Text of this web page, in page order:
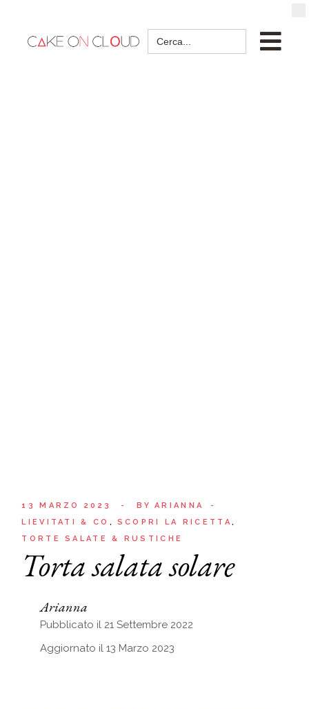
Search
for:
13 MARZO 2023 BY
ARIANNA
LIEVITATI & CO
SCOPRI LA RICETTA
TORTE SALATE & RUSTICHE
Torta salata solare
Arianna
Pubblicato il 21 Settembre 2022
Aggiornato il 13 Marzo 2023